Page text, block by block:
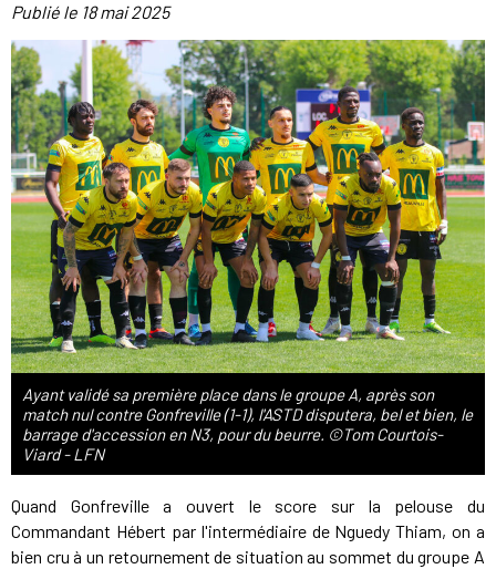
Publié le 18 mai 2025
Ayant validé sa première place dans le groupe A, après son
match nul contre Gonfreville (1-1), l'ASTD disputera, bel et bien, le
barrage d'accession en N3, pour du beurre. ©Tom Courtois-
Viard - LFN
Quand Gonfreville a ouvert le score sur la pelouse du
Commandant Hébert par l'intermédiaire de Nguedy Thiam, on a
bien cru à un retournement de situation au sommet du groupe A